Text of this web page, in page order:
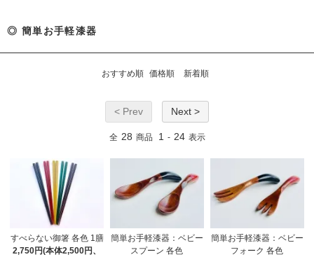
◎ 簡単お手軽漆器
おすすめ順 価格順 新着順
< Prev Next >
全 28 商品 1 - 24 表示
すべらない御箸 各色 1膳
2,750円(本体2,500円、
簡単お手軽漆器：ベビー
スプーン 各色
簡単お手軽漆器：ベビー
フォーク 各色